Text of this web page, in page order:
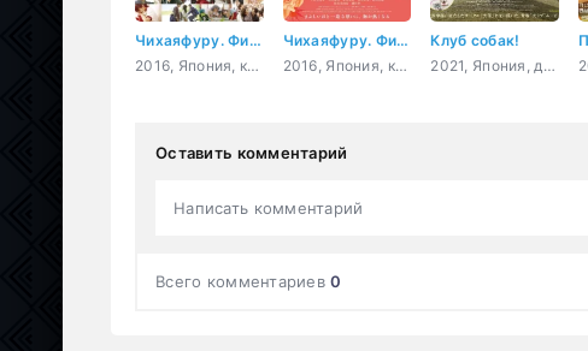
Чихаяфуру. Фильм второй
2016, Япония, комедия, романтика, драма, спорт
Чихаяфуру. Фильм первый
2016, Япония, комедия, молодость, драма, спорт
Клуб собак!
2021, Япония, драма, медицина
Оставить комментарий
Написать комментарий
Всего комментариев0